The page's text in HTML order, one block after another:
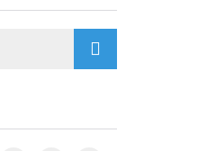
Search